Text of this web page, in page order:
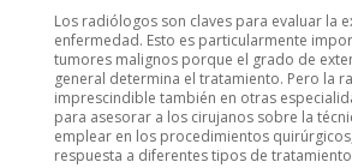
Los radiólogos son claves para evaluar la
enfermedad. Esto es particularmente
tumores malignos porque el grado de
general determina el tratamiento. Pero la
imprescindible también en otras
para asesorar a los cirujanos sobre la
emplear en los procedimientos
respuesta a diferentes tipos de